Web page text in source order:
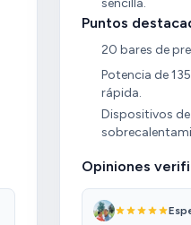
sencilla.
Puntos
20 bares de
Potencia de
rápida.
Dispositivos
Opiniones